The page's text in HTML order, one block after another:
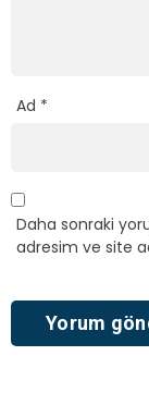
Ad *
Daha sonraki
adresim ve site